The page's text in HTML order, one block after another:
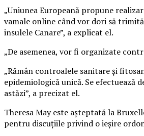
„Uniunea Europeană propune
vamale online când vor dori să
insulele Canare”, a explicat el.
„De asemenea, vor fi organizate
„Rămân controalele sanitare şi
epidemiologică unică. Se efectuează
astăzi”, a precizat el.
Theresa May este aşteptată la
pentru discuţiile privind o ieşire